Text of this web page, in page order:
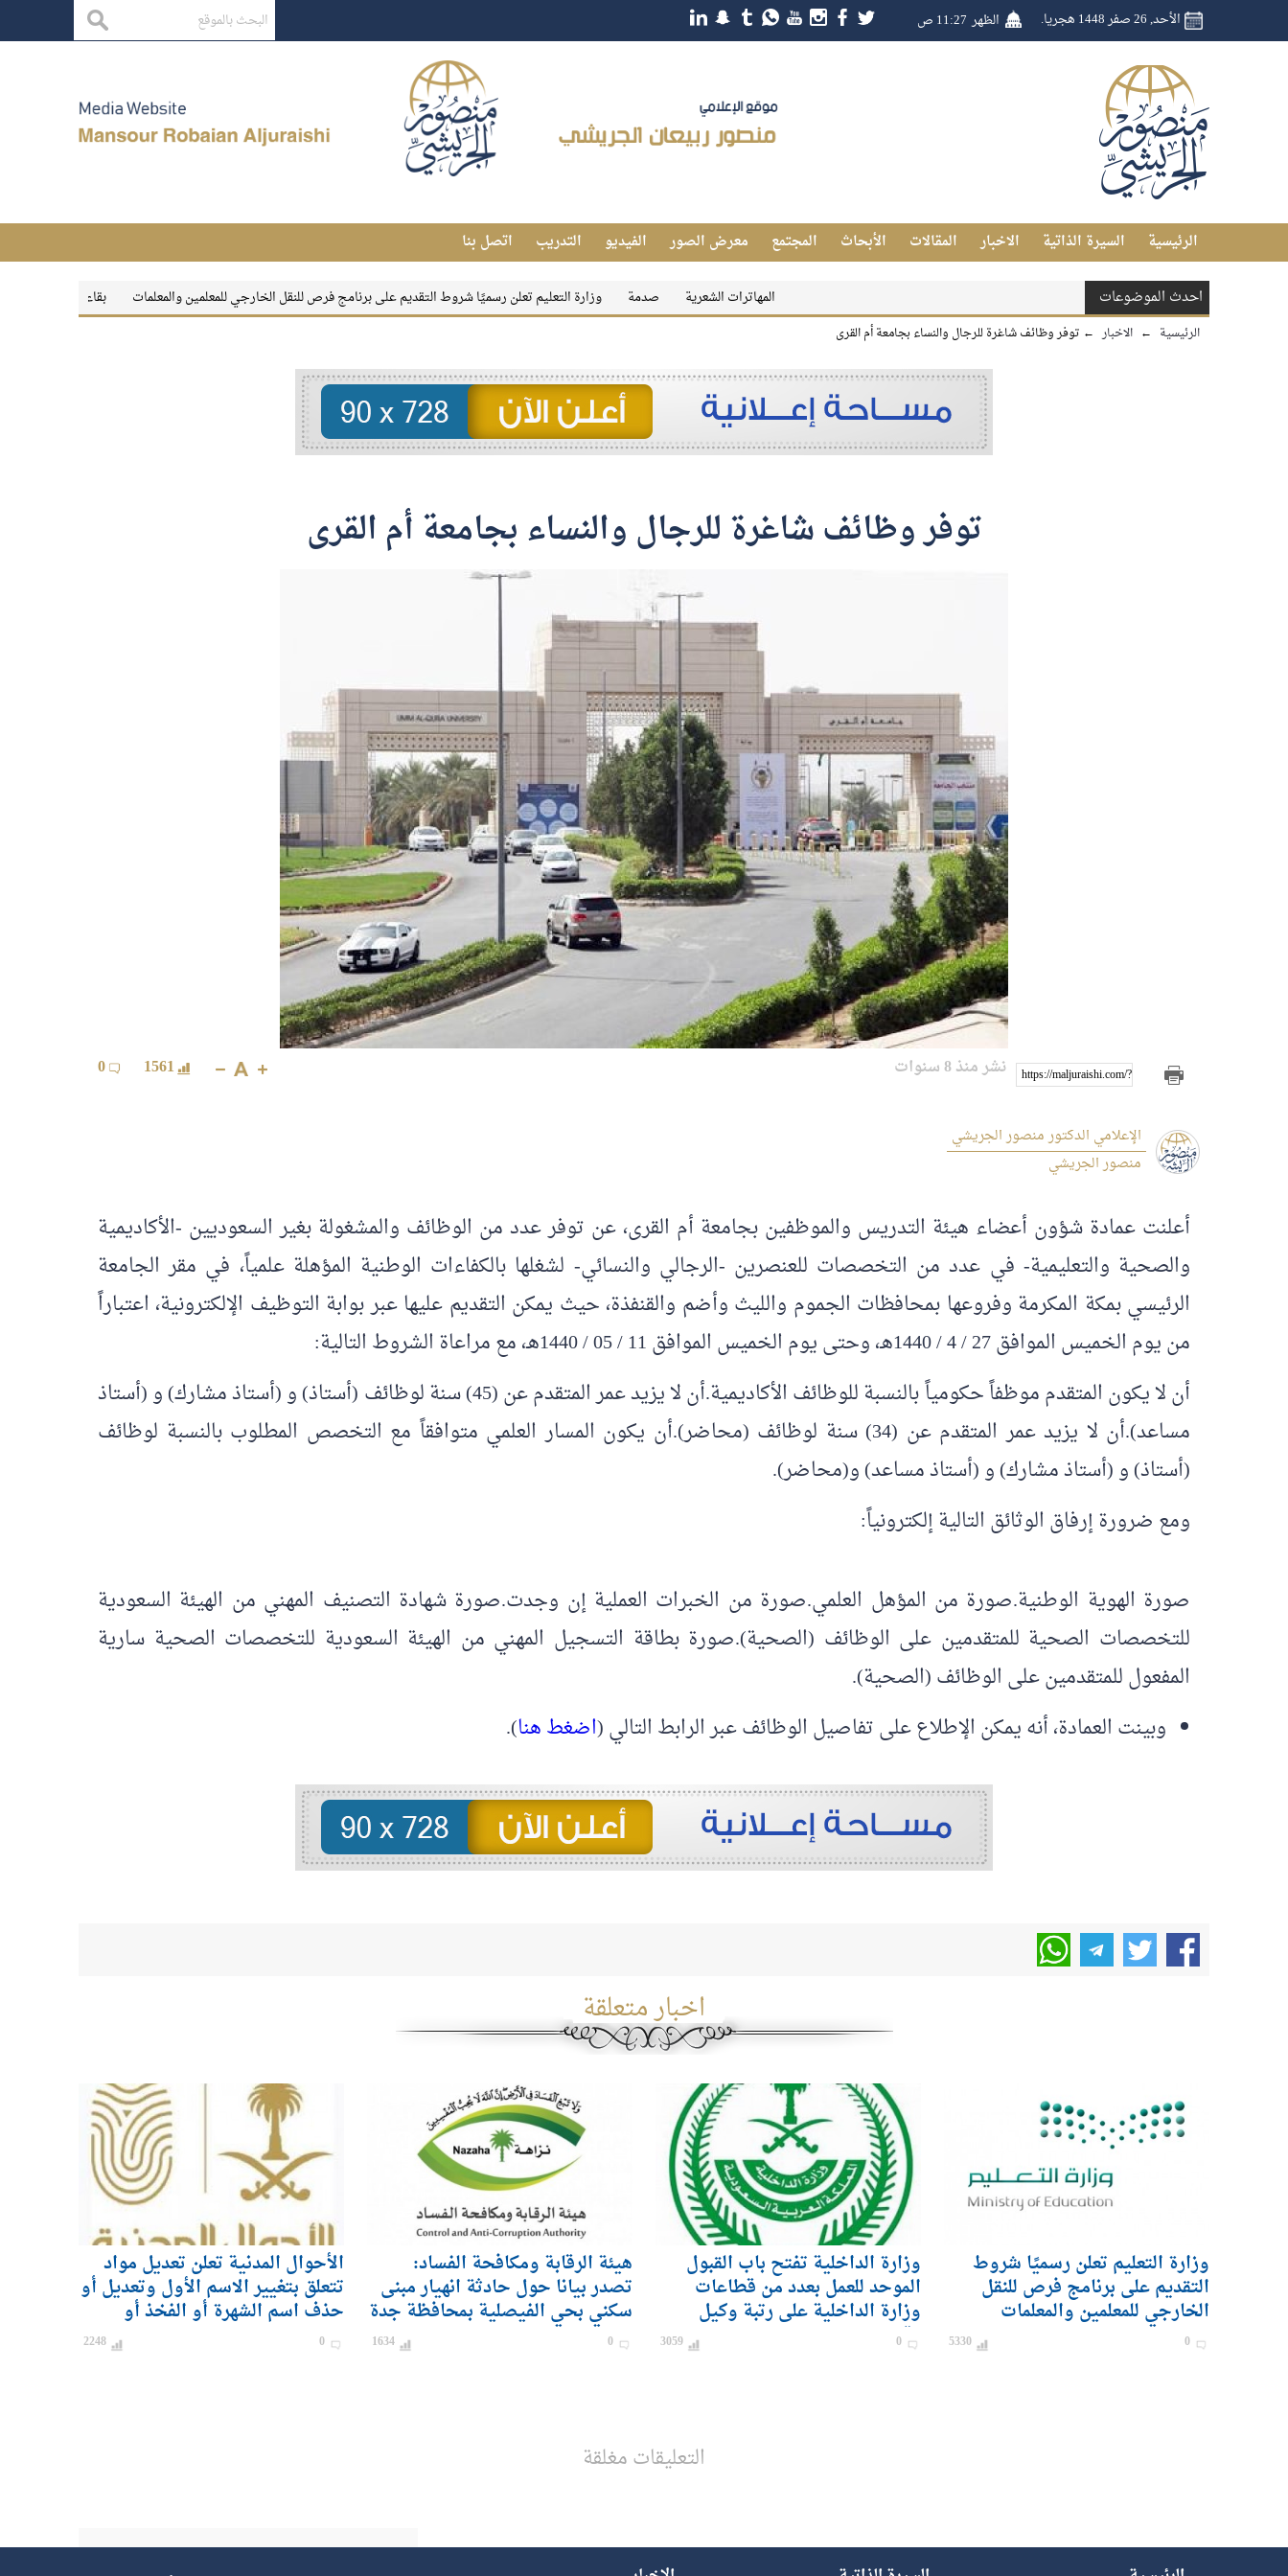
الأحد, 26 صفر 1448 هجريا. الظهر 11:27 ص
الرئيسية السيرة الذاتية الاخبار المقالات الأبحاث المجتمع معرض الصور الفيديو التدريب اتصل بنا
احدث الموضوعات معهد الإدارة بقاء الأثر وزارة التعليم تعلن رسميًا شروط التقديم على برنامج فرص للنقل الخارجي للمعلمين والمعلمات صدمة المهاترات الشعرية
الرئيسية ← الاخبار ← توفر وظائف شاغرة للرجال والنساء بجامعة أم القرى
توفر وظائف شاغرة للرجال والنساء بجامعة أم القرى
https://maljuraishi.com/?p=210 نشر منذ 8 سنوات 1561
0
الإعلامي الدكتور منصور الجريشي
منصور الجريشي
أعلنت عمادة شؤون أعضاء هيئة التدريس والموظفين بجامعة أم القرى، عن توفر عدد من الوظائف والمشغولة بغير السعوديين -الأكاديمية
والصحية والتعليمية- في عدد من التخصصات للعنصرين -الرجالي والنسائي- لشغلها بالكفاءات الوطنية المؤهلة علمياً، في مقر الجامعة
الرئيسي بمكة المكرمة وفروعها بمحافظات الجموم والليث وأضم والقنفذة، حيث يمكن التقديم عليها عبر بوابة التوظيف الإلكترونية، اعتباراً
من يوم الخميس الموافق 27 / 4 / 1440هـ، وحتى يوم الخميس الموافق 11 / 05 / 1440هـ، مع مراعاة الشروط التالية:
أن لا يكون المتقدم موظفاً حكومياً بالنسبة للوظائف الأكاديمية.أن لا يزيد عمر المتقدم عن (45) سنة لوظائف (أستاذ) و (أستاذ مشارك) و (أستاذ
مساعد).أن لا يزيد عمر المتقدم عن (34) سنة لوظائف (محاضر).أن يكون المسار العلمي متوافقاً مع التخصص المطلوب بالنسبة لوظائف
(أستاذ) و (أستاذ مشارك) و (أستاذ مساعد) و(محاضر).
ومع ضرورة إرفاق الوثائق التالية إلكترونياً:
صورة الهوية الوطنية.صورة من المؤهل العلمي.صورة من الخبرات العملية إن وجدت.صورة شهادة التصنيف المهني من الهيئة السعودية
للتخصصات الصحية للمتقدمين على الوظائف (الصحية).صورة بطاقة التسجيل المهني من الهيئة السعودية للتخصصات الصحية سارية
المفعول للمتقدمين على الوظائف (الصحية).
وبينت العمادة، أنه يمكن الإطلاع على تفاصيل الوظائف عبر الرابط التالي (اضغط هنا).
اخبار متعلقة
وزارة التعليم تعلن رسميًا شروط
التقديم على برنامج فرص للنقل
الخارجي للمعلمين والمعلمات
0
5330
وزارة الداخلية تفتح باب القبول
الموحد للعمل بعدد من قطاعات
وزارة الداخلية على رتبة وكيل
رقيب – جندي) للرجال
0
3059
هيئة الرقابة ومكافحة الفساد:
تصدر بيانا حول حادثة انهيار مبنى
سكني بحي الفيصلية بمحافظة جدة
0
1634
الأحوال المدنية تعلن تعديل مواد
تتعلق بتغيير الاسم الأول وتعديل أو
حذف اسم الشهرة أو الفخذ أو
القبيلة
0
2248
التعليقات مغلقة